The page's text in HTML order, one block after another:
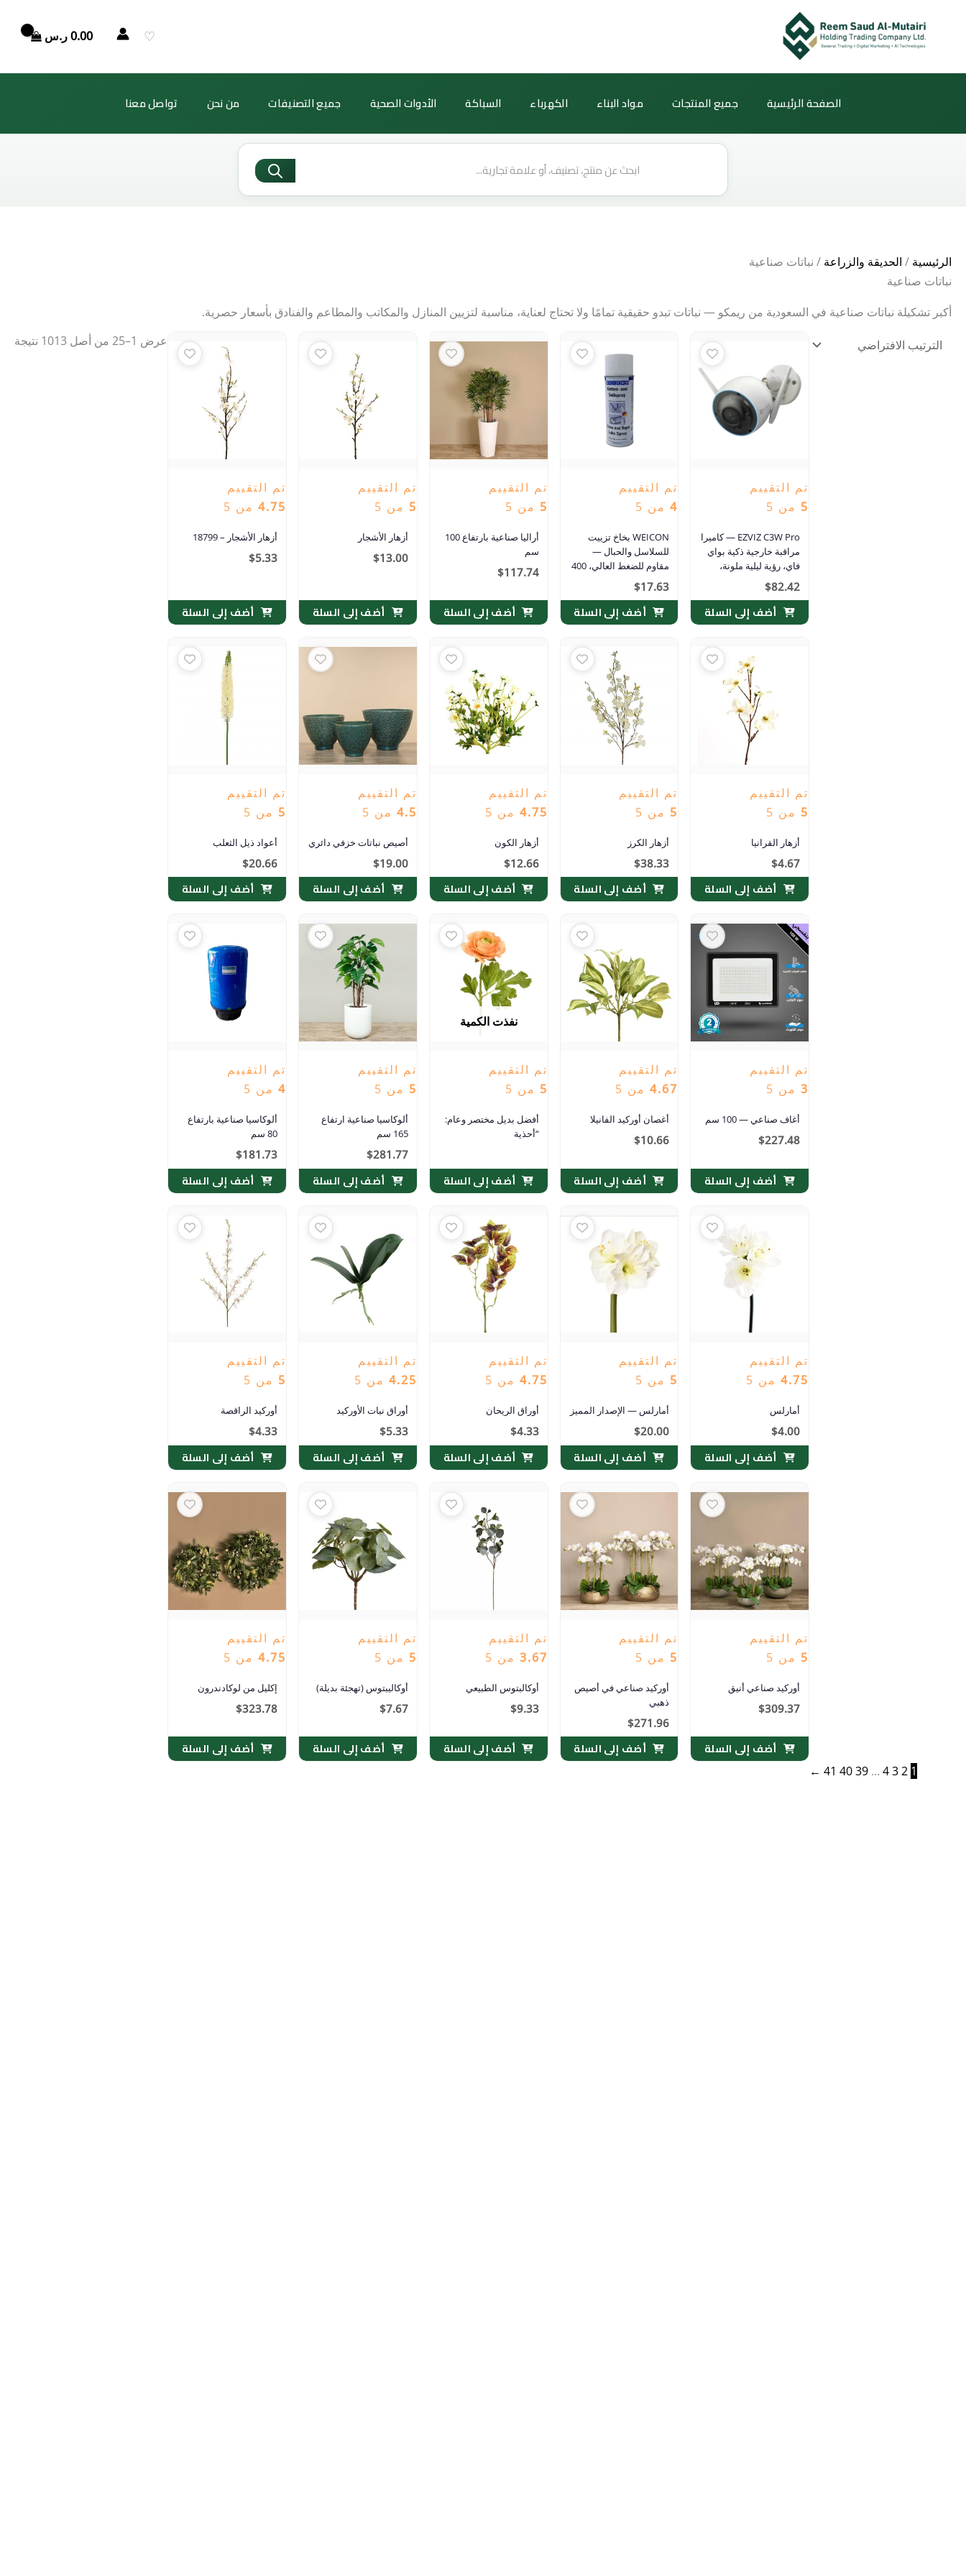
♡
0.00ر.س
الصفحة الرئيسية جميع المنتجات مواد البناء الكهرباء السباكة الأدوات الصحية جميع التصنيفات من نحن تواصل معنا
Products
الرئيسية / الحديقة والزراعة / نباتات صناعية
نباتات صناعية
أكبر تشكيلة نباتات صناعية في السعودية من ريمكو — نباتات تبدو حقيقية تمامًا ولا تحتاج لعناية، مناسبة لتزيين المنازل والمكاتب والمطاعم والفنادق بأسعار حصرية.
عرض 1–25 من أصل 1013 نتيجة
تم التقييم
5 من 5
EZVIZ C3W Pro — كاميرا
مراقبة خارجية ذكية بواي
فاي، رؤية ليلية ملونة،
صوت ثنائي الاتجاه
ومقاومة للعوامل الجوية
IP67
$82.42
أضف إلى السلة
تم التقييم
4من 5
WEICON بخاخ تزييت
للسلاسل والحبال —
مقاوم للضغط العالي، 400
مل
$17.63
أضف إلى السلة
تم التقييم
5 من 5
أراليا صناعية بارتفاع 100
سم
$117.74
أضف إلى السلة
تم التقييم
5 من 5
أزهار الأشجار
$13.00
أضف إلى السلة
تم التقييم
4.75 من 5
أزهار الأشجار – 18799
$5.33
أضف إلى السلة
تم التقييم
5 من 5
أزهار القرانيا
$4.67
أضف إلى السلة
تم التقييم
5 من 5
أزهار الكرز
$38.33
أضف إلى السلة
تم التقييم
4.75 من 5
أزهار الكون
$12.66
أضف إلى السلة
تم التقييم
4.5 من 5
أصيص نباتات خزفي دائري
$19.00
أضف إلى السلة
تم التقييم
5 من 5
أعواد ذيل الثعلب
$20.66
أضف إلى السلة
تم التقييم
3من 5
أغاف صناعي — 100 سم
$227.48
أضف إلى السلة
تم التقييم
4.67من 5
أغصان أوركيد الفانيلا
$10.66
أضف إلى السلة
نفذت الكمية
تم التقييم
5 من 5
أفضل بديل مختصر وعام:
“أحذية
أضف إلى السلة
تم التقييم
5 من 5
ألوكاسيا صناعية ارتفاع
165 سم
$281.77
أضف إلى السلة
تم التقييم
4 من 5
ألوكاسيا صناعية بارتفاع
80 سم
$181.73
أضف إلى السلة
تم التقييم
4.75من 5
أمارلس
$4.00
أضف إلى السلة
تم التقييم
5 من 5
أمارلس — الإصدار المميز
$20.00
أضف إلى السلة
تم التقييم
4.75 من 5
أوراق الريحان
$4.33
أضف إلى السلة
تم التقييم
4.25 من 5
أوراق نبات الأوركيد
$5.33
أضف إلى السلة
تم التقييم
5 من 5
أوركيد الراقصة
$4.33
أضف إلى السلة
تم التقييم
5 من 5
أوركيد صناعي أنيق
$309.37
أضف إلى السلة
تم التقييم
5 من 5
أوركيد صناعي في أصيص
ذهبي
$271.96
أضف إلى السلة
تم التقييم
3.67 من 5
أوكالبتوس الطبيعي
$9.33
أضف إلى السلة
تم التقييم
5 من 5
أوكاليبتوس (تهجئة بديلة)
$7.67
أضف إلى السلة
تم التقييم
4.75 من 5
إكليل من لوكادندرون
$323.78
أضف إلى السلة
1
2
3
4
…
39
40
41
←